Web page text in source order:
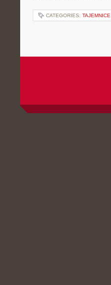
CATEGORIES: